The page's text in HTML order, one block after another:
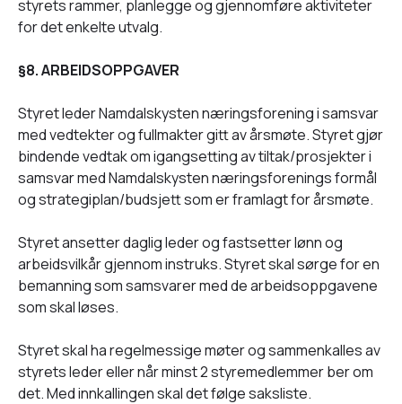
styrets rammer, planlegge og gjennomføre aktiviteter
for det enkelte utvalg.
§8. ARBEIDSOPPGAVER
Styret leder Namdalskysten næringsforening i samsvar
med vedtekter og fullmakter gitt av årsmøte. Styret gjør
bindende vedtak om igangsetting av tiltak/prosjekter i
samsvar med Namdalskysten næringsforenings formål
og strategiplan/budsjett som er framlagt for årsmøte.
Styret ansetter daglig leder og fastsetter lønn og
arbeidsvilkår gjennom instruks. Styret skal sørge for en
bemanning som samsvarer med de arbeidsoppgavene
som skal løses.
Styret skal ha regelmessige møter og sammenkalles av
styrets leder eller når minst 2 styremedlemmer ber om
det. Med innkallingen skal det følge saksliste.